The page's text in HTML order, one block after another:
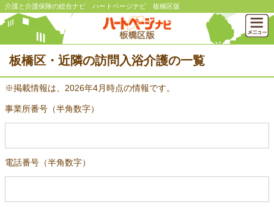
介護と介護保険の総合ナビ ハートページナビ 板橋区版
板橋区・近隣の訪問入浴介護の一覧
※掲載情報は、2026年4月時点の情報です。
事業所番号（半角数字）
電話番号（半角数字）